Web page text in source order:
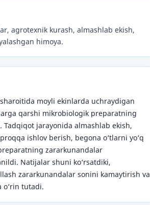
agrotexnik kurash, almashlab ekish,
himoya.
moyli ekinlarda uchraydigan
qarshi mikrobiologik preparatning
jarayonida almashlab ekish,
ishlov berish, begona o‘tlarni yo‘q
zararkunandalar
Natijalar shuni ko‘rsatdiki,
zararkunandalar sonini kamaytirish va
o‘rin tutadi.